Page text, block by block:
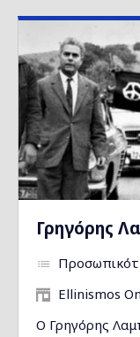
Γρηγόρης
Ellinismos
Ο Γρηγόρης